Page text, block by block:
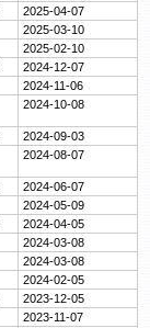
2025-04-07
2025-03-10
2025-02-10
2024-12-07
2024-11-06
2024-10-08
2024-09-03
2024-08-07
2024-06-07
2024-05-09
2024-04-05
2024-03-08
2024-03-08
2024-02-05
2023-12-05
2023-11-07